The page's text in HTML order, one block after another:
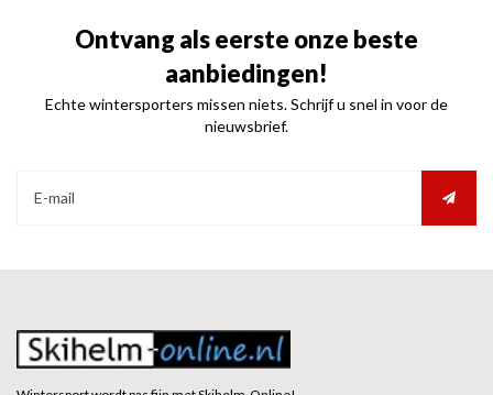
Ontvang als eerste onze beste
aanbiedingen!
Echte wintersporters missen niets. Schrijf u snel in voor de
nieuwsbrief.